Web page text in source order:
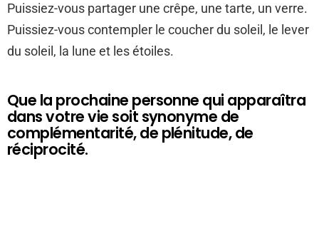
Puissiez-vous partager une crêpe, une tarte, un verre.
Puissiez-vous contempler le coucher du soleil, le lever
du soleil, la lune et les étoiles.
Que la prochaine personne qui apparaîtra
dans votre vie soit synonyme de
complémentarité, de plénitude, de
réciprocité.